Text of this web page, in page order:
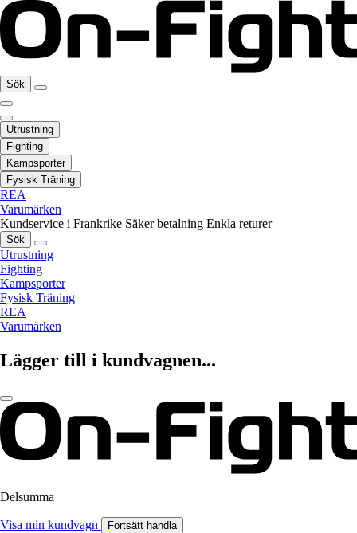
Sök
Utrustning
Fighting
Kampsporter
Fysisk Träning
REA
Varumärken
Kundservice i Frankrike Säker betalning Enkla returer
Sök
Utrustning
Fighting
Kampsporter
Fysisk Träning
REA
Varumärken
Lägger till i kundvagnen...
Delsumma
Visa min kundvagn Fortsätt handla